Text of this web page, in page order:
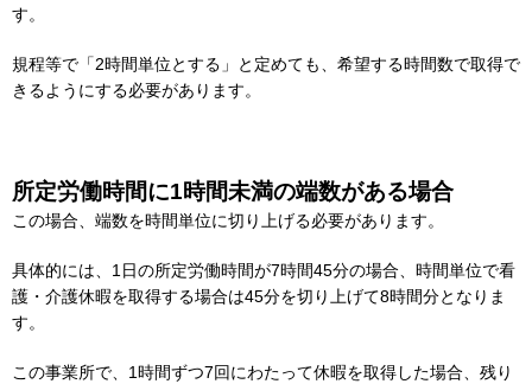
す。
規程等で「2時間単位とする」と定めても、希望する時間数で取得で
きるようにする必要があります。
所定労働時間に1時間未満の端数がある場合
この場合、端数を時間単位に切り上げる必要があります。
具体的には、1日の所定労働時間が7時間45分の場合、時間単位で看
護・介護休暇を取得する場合は45分を切り上げて8時間分となりま
す。
この事業所で、1時間ずつ7回にわたって休暇を取得した場合、残り